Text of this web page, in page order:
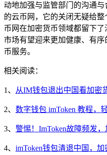
动地加强与监管部门的沟通
的云币网，它的关闭无疑给
币网在加密货币领域都留下
市场有望迎来更加健康、有
币服务。
相关阅读：
1、 从IM钱包退出中国看加密
2、 数字钱包 imToken 教程，
3、 警惕！ImToken故障频发
4、 imToken钱包清退中国，